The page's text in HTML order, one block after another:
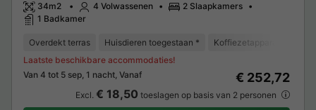
34m2 4 Volwassenen
2 Slaapkamers
1 Badkamer
Overdekt terras Huisdieren toegestaan * Koffiezetapparaat
Van 4 tot 5 sep, 1 nacht, Vanaf
Laatste beschikbare accommodaties!
€ 252,72
Excl. € 18,50 toeslagen op basis van 2 personen